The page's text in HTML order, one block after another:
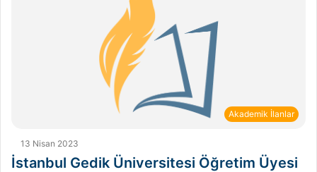
Akademik İlanlar
13 Nisan 2023
İstanbul Gedik Üniversitesi Öğretim Üyesi